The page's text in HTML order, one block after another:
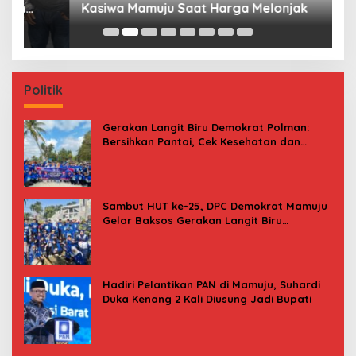
Kasiwa Mamuju Saat Harga Melonjak
Politik
Gerakan Langit Biru Demokrat Polman:
Bersihkan Pantai, Cek Kesehatan dan
Sambut HUT ke-25, DPC Demokrat Mamuju
Gelar Baksos Gerakan Langit Biru
Hadiri Pelantikan PAN di Mamuju, Suhardi
Duka Kenang 2 Kali Diusung Jadi Bupati